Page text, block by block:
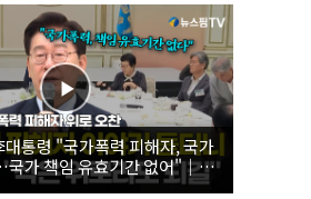
통령 "국가폭력 피해자, 국가
가 책임 유효기간 없어"｜
력 피해자 위로 오찬